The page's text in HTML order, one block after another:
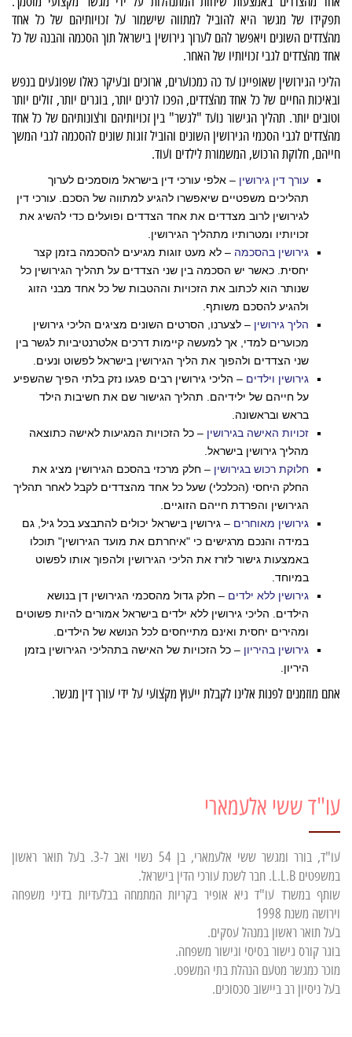
תפקידו של מגשר היא להוביל למתווה שישמור על זכויותיהם של כל אחד
מהצדדים השונים ויאפשר להם לערוך גירושין בישראל תוך הסכמה והבנה של כל
אחד מהצדדים לגבי זכויותיו של האחר.
הליכי הגירושין שאופיינו עד כה כמכוערים, ארוכים ובעיקר כאלו שפוגעים בנפש
ובאיכות החיים של כל אחד מהצדדים, הפכו לרכים יותר, בוגרים יותר, זולים יותר
וטובים יותר. תהליך הגישור נועד "לגשר" בין זכויותיהם ורצונותיהם של כל אחד
מהצדדים לגבי הסכמי הגירושין השונים והוביל זוגות שונים להסכמה לגבי המשך
חייהם, חלוקת הרכוש, המשמורת לילדים ועוד.
עורך דין גירושין – אלפי עורכי דין בישראל מוסמכים לערוך
תהליכים משפטיים שיאפשרו להגיע למתווה של הסכם. עורכי דין
לגירושין לרוב מצדדים את אחד הצדדים ופועלים כדי להשיג את
זכויותיו ומטרותיו מתהליך הגירושין.
גירושין בהסכמה – לא מעט זוגות מגיעים להסכמה בזמן קצר
יחסית. כאשר יש הסכמה בין שני הצדדים על תהליך הגירושין כל
שנותר הוא לכתוב את הזכויות וההטבות של כל אחד מבני הזוג
ולהגיע להסכם משותף.
הליך גירושין – לצערנו, הסרטים השונים מציגים הליכי גירושין
מכוערים למדי, אך למעשה קיימות דרכים אלטרנטיביות לגשר בין
שני הצדדים ולהפוך את הליך הגירושין בישראל לפשוט ונעים.
גירושין וילדים – הליכי גירושין רבים פגעו נזק בלתי הפיך שהשפיע
על חייהם של ילידיהם. תהליך הגישור שם את חשיבות הילד
בראש ובראשונה.
זכויות האישה בגירושין – כל הזכויות המגיעות לאישה כתוצאה
מהליך גירושין בישראל.
חלוקת רכוש בגירושין – חלק מרכזי בהסכם הגירושין מציג את
החלק היחסי (הכלכלי) שעל כל אחד מהצדדים לקבל לאחר תהליך
הגירושין והפרדת חייהם הזוגיים.
גירושין מאוחרים – גירושין בישראל יכולים להתבצע בכל גיל, גם
במידה והנכם מרגישים כי "איחרתם את מועד הגירושין" תוכלו
באמצעות גישור לזרז את הליכי הגירושין ולהפוך אותו לפשוט
במיוחד.
גירושין ללא ילדים – חלק גדול מהסכמי הגירושין דן בנושא
הילדים. הליכי גירושין ללא ילדים בישראל אמורים להיות פשוטים
ומהירים יחסית ואינם מתייחסים לכל הנושא של הילדים.
גירושין בהיריון – כל הזכויות של האישה בתהליכי הגירושין בזמן
היריון.
אתם מוזמנים לפנות אלינו לקבלת ייעוץ מקצועי על ידי עורך דין מגשר.
עו"ד ששי אלעמארי
עו"ד, בורר ומגשר ששי אלעמארי, בן 54 נשוי ואב ל-3. בעל תואר ראשון
במשפטים L.L.B. חבר לשכת עורכי הדין בישראל.
שותף במשרד עו"ד גיא אופיר בקריות המתמחה בבלעדיות בדיני משפחה
וירושה משנת 1998
בעל תואר ראשון במנהל עסקים.
בוגר קורס גישור בסיסי וגישור משפחה.
מוכר כמגשר מטעם הנהלת בתי המשפט.
בעל ניסיון רב ביישוב סכסוכים.